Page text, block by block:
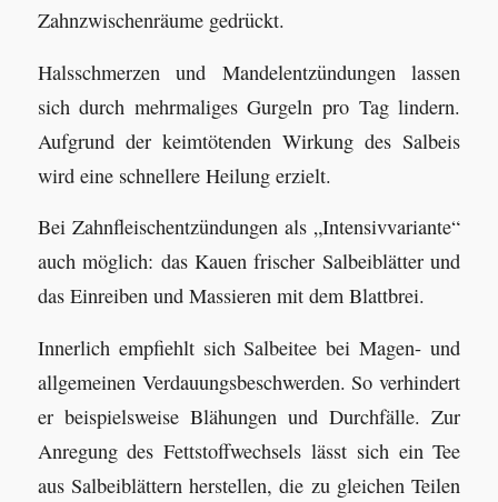
Zahnzwischenräume gedrückt.
Halsschmerzen und Mandelentzündungen lassen
sich durch mehrmaliges Gurgeln pro Tag lindern.
Aufgrund der keimtötenden Wirkung des Salbeis
wird eine schnellere Heilung erzielt.
Bei Zahnfleischentzündungen als „Intensivvariante“
auch möglich: das Kauen frischer Salbeiblätter und
das Einreiben und Massieren mit dem Blattbrei.
Innerlich empfiehlt sich Salbeitee bei Magen- und
allgemeinen Verdauungsbeschwerden. So verhindert
er beispielsweise Blähungen und Durchfälle. Zur
Anregung des Fettstoffwechsels lässt sich ein Tee
aus Salbeiblättern herstellen, die zu gleichen Teilen